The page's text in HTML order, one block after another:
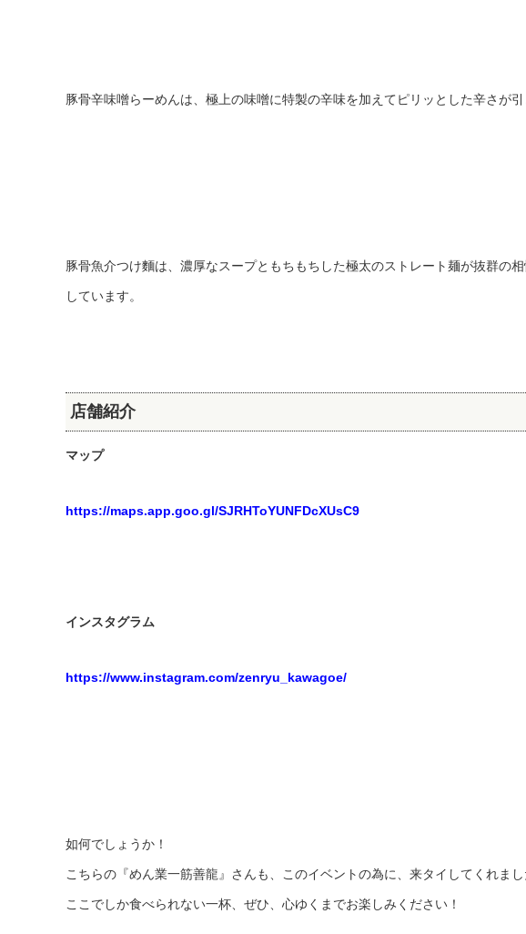
豚骨辛味噌らーめんは、極上の味噌に特製の辛味を加えてピリッとした辛さが引
豚骨魚介つけ麵は、濃厚なスープともちもちした極太のストレート麺が抜群の
しています。
店舗紹介
マップ
https://maps.app.goo.gl/SJRHToYUNFDcXUsC9
インスタグラム
https://www.instagram.com/zenryu_kawagoe/
如何でしょうか！
こちらの『めん業一筋善龍』さんも、このイベントの為に、来タイしてくれまし
ここでしか食べられない一杯、ぜひ、心ゆくまでお楽しみください！